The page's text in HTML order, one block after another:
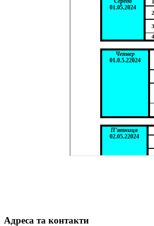
Адреса та контакти